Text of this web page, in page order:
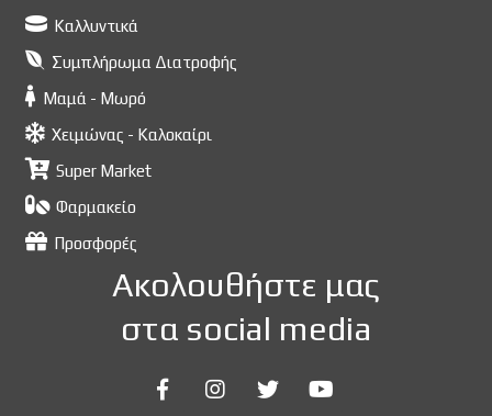
Καλλυντικά
Συμπλήρωμα Διατροφής
Μαμά - Μωρό
Χειμώνας - Καλοκαίρι
Super Market
Φαρμακείο
Προσφορές
Ακολουθήστε μας
στα social media